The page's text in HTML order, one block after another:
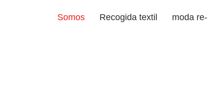
Somos Recogida textil moda re-